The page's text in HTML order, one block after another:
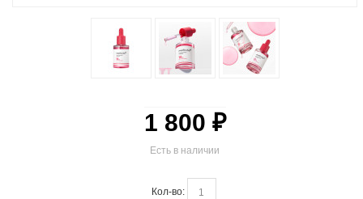
Есть в наличии
1 800 ₽
Кол-во: